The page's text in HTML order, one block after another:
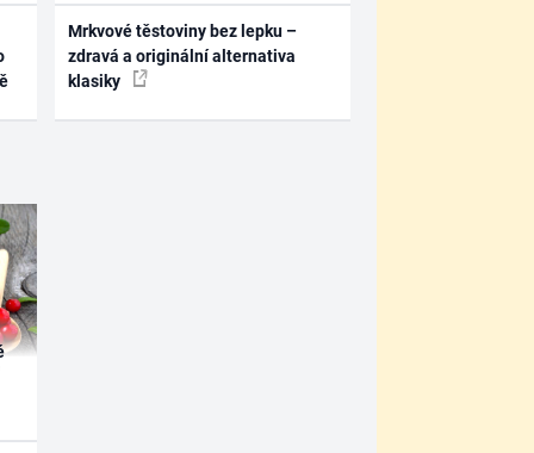
Mrkvové těstoviny bez lepku –
zdravá a originální alternativa
klasiky